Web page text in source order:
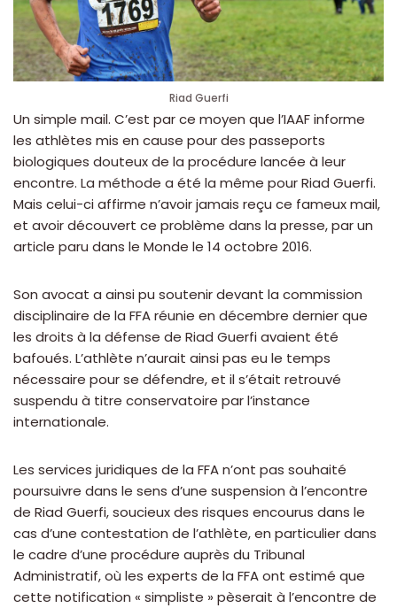
Riad Guerfi
Un simple mail. C’est par ce moyen que l’IAAF informe
les athlètes mis en cause pour des passeports
biologiques douteux de la procédure lancée à leur
encontre. La méthode a été la même pour Riad Guerfi.
Mais celui-ci affirme n’avoir jamais reçu ce fameux mail,
et avoir découvert ce problème dans la presse, par un
article paru dans le Monde le 14 octobre 2016.
Son avocat a ainsi pu soutenir devant la commission
disciplinaire de la FFA réunie en décembre dernier que
les droits à la défense de Riad Guerfi avaient été
bafoués. L’athlète n’aurait ainsi pas eu le temps
nécessaire pour se défendre, et il s’était retrouvé
suspendu à titre conservatoire par l’instance
internationale.
Les services juridiques de la FFA n’ont pas souhaité
poursuivre dans le sens d’une suspension à l’encontre
de Riad Guerfi, soucieux des risques encourus dans le
cas d’une contestation de l’athlète, en particulier dans
le cadre d’une procédure auprès du Tribunal
Administratif, où les experts de la FFA ont estimé que
cette notification « simpliste » pèserait à l’encontre de